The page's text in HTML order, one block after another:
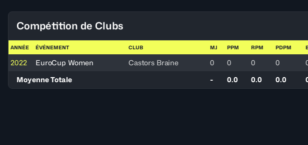
Compétition de Clubs
ANNÉE ÉVÉNEMENT CLUB MJ PPM RPM PDPM
2022 EuroCup Women Castors Braine 0 0 0 0
Moyenne Totale
- 0.0 0.0 0.0